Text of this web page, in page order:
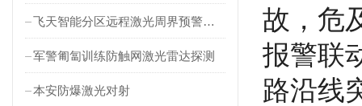
飞天智能分区远程激光周界预警雷达
军警匍匐训练防触网激光雷达探测
本安防爆激光对射
故，危
报警联
路沿线